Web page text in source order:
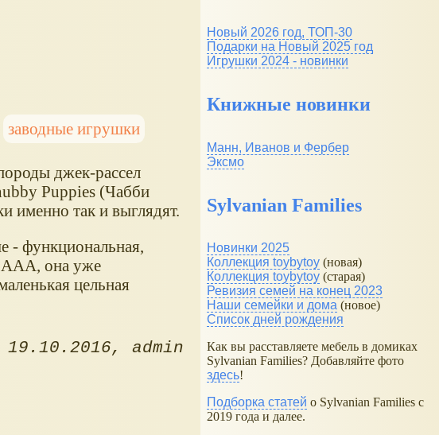
заводные игрушки
джек-рассел
Puppies (Чабби
именно так и выглядят.
- функциональная,
ААА, она уже
цельная
19.10.2016 admin
Новый 2026 год, ТОП-30
Подарки на Новый 2025 год
Игрушки 2024 - новинки
Книжные новинки
Манн, Иванов и Фербер
Эксмо
Sylvanian Families
Новинки 2025
Коллекция toybytoy (новая)
Коллекция toybytoy (старая)
Ревизия семей на конец 2023
Наши семейки и дома (новое)
Список дней рождения
Как вы расставляете мебель в домиках
Sylvanian Families? Добавляйте фото
здесь!
Подборка статей о Sylvanian Families с
2019 года и далее.